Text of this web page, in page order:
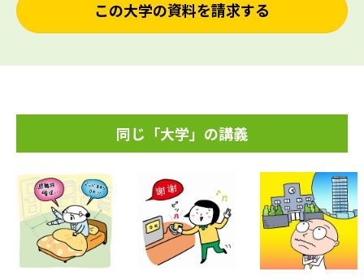
この大学の資料を請求する
同じ「大学」の講義